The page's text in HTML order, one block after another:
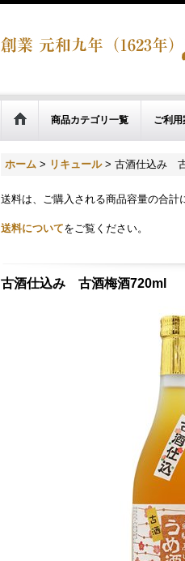
商品カテゴリ一覧 ご利用
ホーム > リキュール > 古酒仕込み
送料は、ご購入される商品容量の合計
送料についてをご覧ください。
古酒仕込み 古酒梅酒720ml